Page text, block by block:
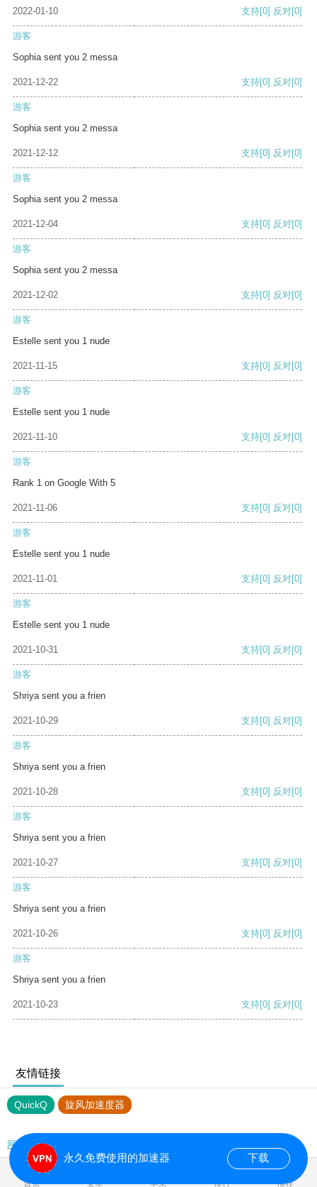
2022-01-10 支持[0] 反对[0]
游客
Sophia sent you 2 messa
2021-12-22 支持[0] 反对[0]
游客
Sophia sent you 2 messa
2021-12-12 支持[0] 反对[0]
游客
Sophia sent you 2 messa
2021-12-04 支持[0] 反对[0]
游客
Sophia sent you 2 messa
2021-12-02 支持[0] 反对[0]
游客
Estelle sent you 1 nude
2021-11-15 支持[0] 反对[0]
游客
Estelle sent you 1 nude
2021-11-10 支持[0] 反对[0]
游客
Rank 1 on Google With 5
2021-11-06 支持[0] 反对[0]
游客
Estelle sent you 1 nude
2021-11-01 支持[0] 反对[0]
游客
Estelle sent you 1 nude
2021-10-31 支持[0] 反对[0]
游客
Shriya sent you a frien
2021-10-29 支持[0] 反对[0]
游客
Shriya sent you a frien
2021-10-28 支持[0] 反对[0]
游客
Shriya sent you a frien
2021-10-27 支持[0] 反对[0]
游客
Shriya sent you a frien
2021-10-26 支持[0] 反对[0]
游客
Shriya sent you a frien
2021-10-23 支持[0] 反对[0]
友情链接
QuickQ 旋风加速度器
网站地图
首页 安卓 苹果 排行 推荐
永久免费使用的加速器 下载
0.039614s